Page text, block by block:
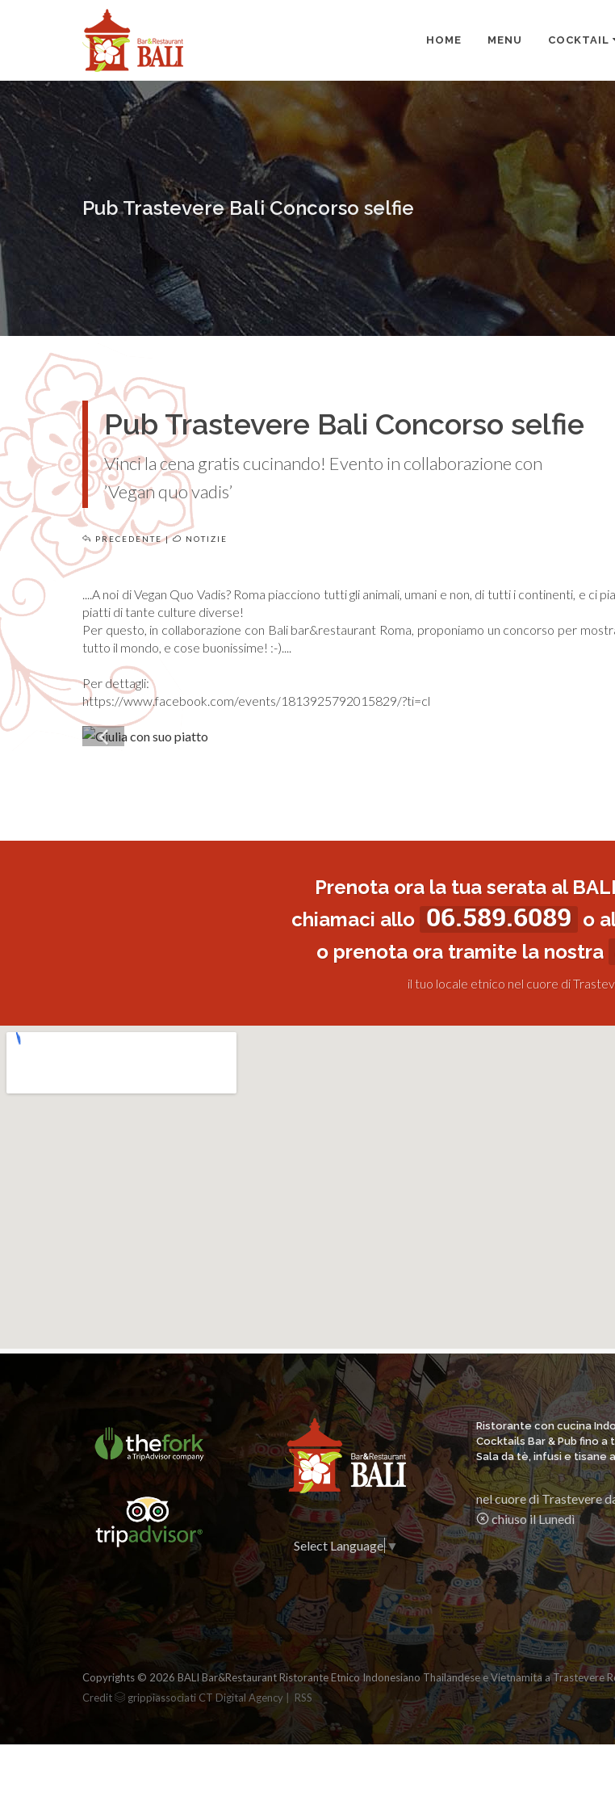
HOME MENU COCKTAIL
Pub Trastevere Bali Concorso selfie
Pub Trastevere Bali Concorso selfie
Vinci la cena gratis cucinando! Evento in collaborazione con
’Vegan quo vadis’
PRECEDENTE| NOTIZIE
....A noi di Vegan Quo Vadis? Roma piacciono tutti gli animali, umani e non, di tutti i continenti, e ci
piatti di tante culture diverse!
Per questo, in collaborazione con Bali bar&restaurant Roma, proponiamo un concorso per
tutto il mondo, e cose buonissime! :-)....
Per dettagli:
https://www.facebook.com/events/1813925792015829/?ti=cl
Prenota ora la tua serata al
chiamaci allo 06.589.6089 o
o prenota ora tramite la nostra
il tuo locale etnico nel cuore di
Select Language▼
Ristorante con cucina
Cocktails Bar & Pub fino a
Sala da tè, infusi e tisane
nel cuore di Trastevere
chiuso il Lunedì
Copyrights © 2026 BALI Bar&Restaurant Ristorante Etnico Indonesiano Thailandese e Vietnamita a Trastevere
Credit
grippiassociati CT Digital Agency | RSS